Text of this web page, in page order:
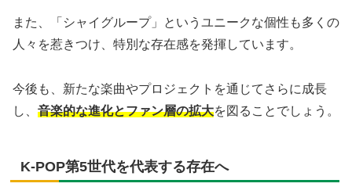
また、「シャイグループ」というユニークな個性も多くの
人々を惹きつけ、特別な存在感を発揮しています。
今後も、新たな楽曲やプロジェクトを通じてさらに成長
し、 音楽的な進化とファン層の拡大を図ることでしょう。
K-POP第5世代を代表する存在へ